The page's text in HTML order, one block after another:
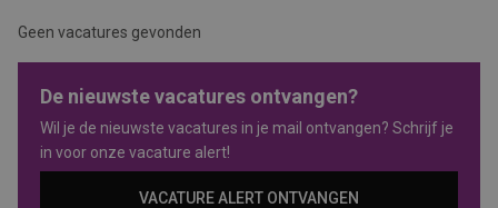
Geen vacatures gevonden
De nieuwste vacatures ontvangen?
Wil je de nieuwste vacatures in je mail ontvangen? Schrijf je
in voor onze vacature alert!
VACATURE ALERT ONTVANGEN